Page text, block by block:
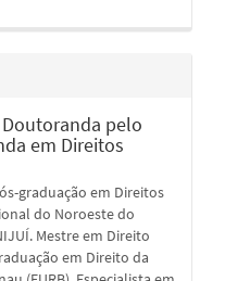
Doutoranda pelo
em Direitos
graduação em Direitos
do Noroeste do
Mestre em Direito
em Direito da